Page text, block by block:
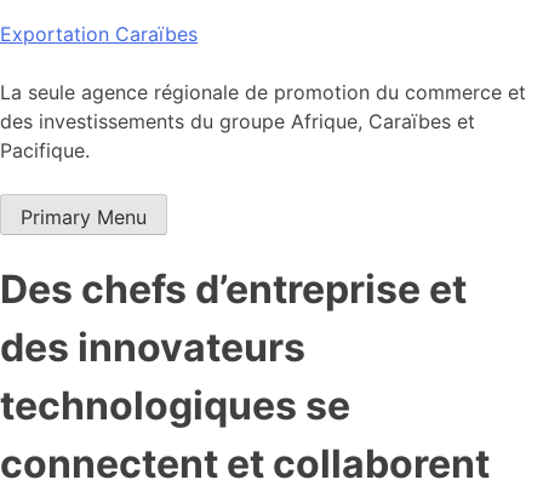
Skip
content
Exportation Caraïbes
La seule agence régionale de promotion du commerce et
des investissements du groupe Afrique, Caraïbes et
Pacifique.
Primary Menu
Des chefs d’entreprise et
des innovateurs
technologiques se
connectent et collaborent